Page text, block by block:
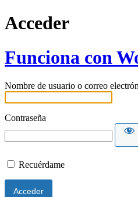
Acceder
Funciona con
Nombre de usuario o correo
Contraseña
Recuérdame